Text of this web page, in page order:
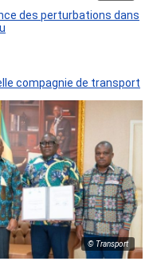
des perturbations dans
compagnie de transport
© Transport